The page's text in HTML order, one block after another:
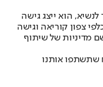
הוא ייצג גישה
צפון קוריאה וגישה
מדיניות של שיתוף
שתשתפו אותנו